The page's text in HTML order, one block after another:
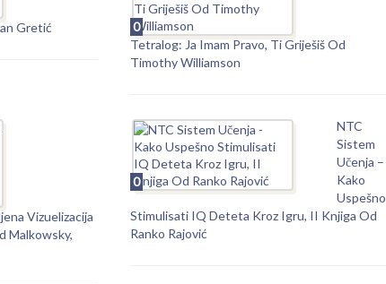
Gretić
0
Tetralog: Ja Imam Pravo, Ti Griješiš Od
Timothy Williamson
Vizuelizacija
Malkowsky,
0
NTC
Sistem
Učenja –
Kako
Uspešno
Stimulisati IQ Deteta Kroz Igru, II Knjiga Od
Ranko Rajović